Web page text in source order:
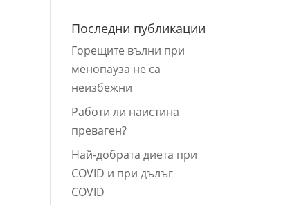
Последни публикации
Горещите вълни при
менопауза не са
неизбежни
Работи ли наистина
преваген?
Най-добрата диета при
COVID и при дълъг
COVID